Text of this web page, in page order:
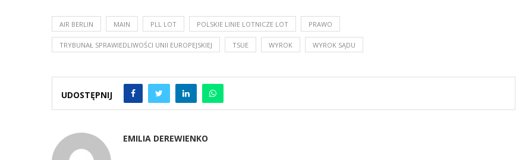
AIR BERLIN MAIN PLL LOT POLSKIE LINIE LOTNICZE LOT PRAWO
TRYBUNAŁ SPRAWIEDLIWOŚCI UNII EUROPEJSKIEJ TSUE WYROK WYROK SĄDU
UDOSTĘPNIJ
EMILIA DEREWIENKO